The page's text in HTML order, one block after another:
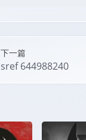
下一篇
sref 644988240